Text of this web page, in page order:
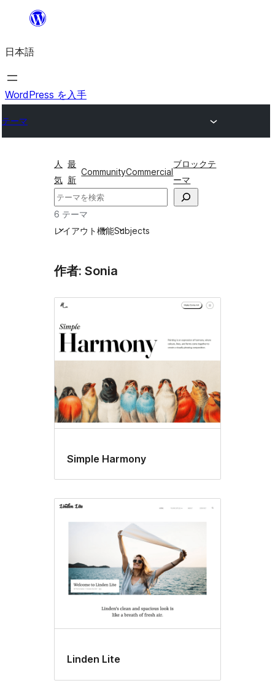
を
ス
キ
プ
日本語
WordPress を入手
テーマ
人
気
最
新
CommunityCommercial
ブロックテ
ーマ
検
索
6 テーマ
レイアウト機能Subjects
作者: Sonia
Simple Harmony
Linden Lite